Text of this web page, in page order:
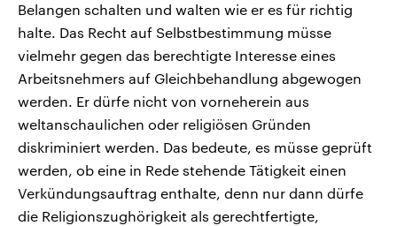
Belangen schalten und walten wie er es für richtig
halte. Das Recht auf Selbstbestimmung müsse
vielmehr gegen das berechtigte Interesse eines
Arbeitsnehmers auf Gleichbehandlung abgewogen
werden. Er dürfe nicht von vorneherein aus
weltanschaulichen oder religiösen Gründen
diskriminiert werden. Das bedeute, es müsse geprüft
werden, ob eine in Rede stehende Tätigkeit einen
Verkündungsauftrag enthalte, denn nur dann dürfe
die Religionszughörigkeit als gerechtfertigte,